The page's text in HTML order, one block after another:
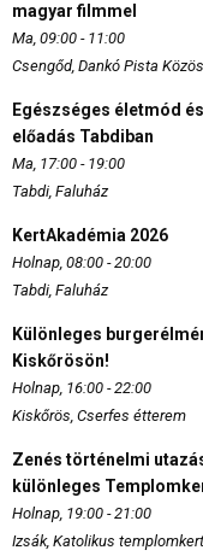
magyar filmmel
Ma, 09:00 - 11:00
Csengőd, Dankó Pista
Egészséges életmód
előadás Tabdiban
Ma, 17:00 - 19:00
Tabdi, Faluház
KertAkadémia 2026
Holnap, 08:00 - 20:00
Tabdi, Faluház
Különleges
Kiskőrösön!
Holnap, 16:00 - 22:00
Kiskőrös, Cserfes étterem
Zenés történelmi
különleges
Holnap, 19:00 - 21:00
Izsák, Katolikus templomkert